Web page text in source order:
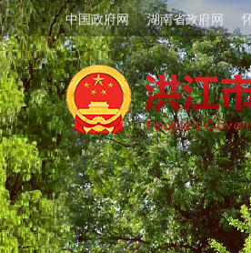
中国政府网 湖南省政府网